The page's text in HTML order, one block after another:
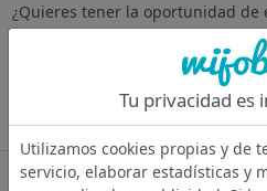
¿Quieres tener la oportunidad
en el sector de reparto de agua a
Desde Aquaservice estamos
manantial de Graus (Huesca)
encargarás de...
Ver más
Tu privacidad es
Utilizamos cookies propias y de
servicio, elaborar estadísticas y